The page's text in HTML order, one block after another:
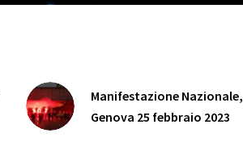
Manifestazione Nazionale,
Genova 25 febbraio 2023